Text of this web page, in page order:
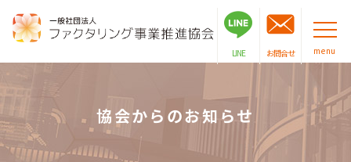
LINE お問合せ menu
協会からのお知らせ